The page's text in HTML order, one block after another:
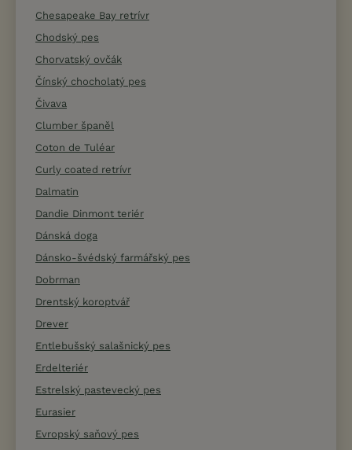
Chesapeake Bay retrívr
Chodský pes
Chorvatský ovčák
Čínský chocholatý pes
Čivava
Clumber španěl
Coton de Tuléar
Curly coated retrívr
Dalmatin
Dandie Dinmont teriér
Dánská doga
Dánsko-švédský farmářský pes
Dobrman
Drentský koroptvář
Drever
Entlebušský salašnický pes
Erdelteriér
Estrelský pastevecký pes
Eurasier
Evropský saňový pes